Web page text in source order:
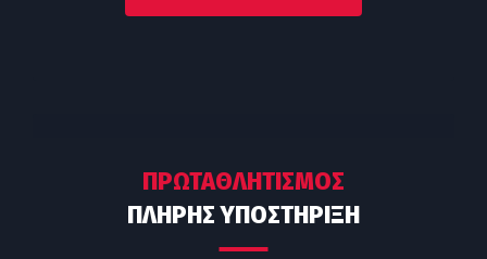
ΠΡΩΤΑΘΛΗΤΙΣΜΟΣ
ΠΛΗΡΗΣ ΥΠΟΣΤΗΡΙΞΗ